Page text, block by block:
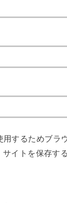
用するためブラ
イトを保存する